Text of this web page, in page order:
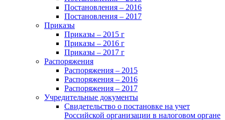
Постановления – 2016
Постановления – 2017
Приказы
Приказы – 2015 г
Приказы – 2016 г
Приказы – 2017 г
Распоряжения
Распоряжения – 2015
Распоряжения – 2016
Распоряжения – 2017
Учредительные документы
Свидетельство о постановке на учет
Российской организации в налоговом органе